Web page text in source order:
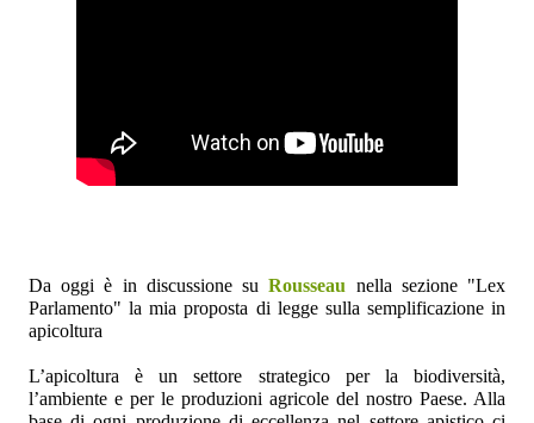
Da oggi è in discussione suRousseau nella sezione "Lex
Parlamento" la mia proposta di legge sulla semplificazione in
apicoltura
L’apicoltura è un settore strategico per la biodiversità,
l’ambiente e per le produzioni agricole del nostro Paese. Alla